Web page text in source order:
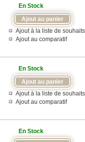
En Stock
Ajout à la liste de souhaits
Ajout au comparatif
En Stock
Ajout à la liste de souhaits
Ajout au comparatif
En Stock